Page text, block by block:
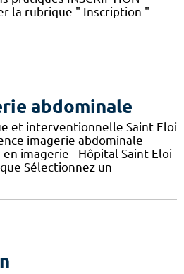
la rubrique " Inscription "
abdominale
et interventionnelle Saint Eloi
imagerie abdominale
imagerie - Hôpital Saint Eloi
Sélectionnez un